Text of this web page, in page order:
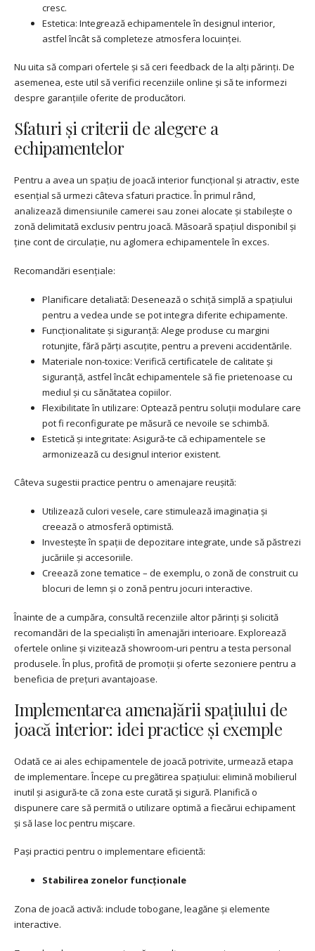
cresc.
Estetica: Integrează echipamentele în designul interior,
astfel încât să completeze atmosfera locuinței.
Nu uita să compari ofertele și să ceri feedback de la alți părinți. De
asemenea, este util să verifici recenziile online și să te informezi
despre garanțiile oferite de producători.
Sfaturi și criterii de alegere a
echipamentelor
Pentru a avea un spațiu de joacă interior funcțional și atractiv, este
esențial să urmezi câteva sfaturi practice. În primul rând,
analizează dimensiunile camerei sau zonei alocate și stabilește o
zonă delimitată exclusiv pentru joacă. Măsoară spațiul disponibil și
ține cont de circulație, nu aglomera echipamentele în exces.
Recomandări esențiale:
Planificare detaliată: Desenează o schiță simplă a spațiului
pentru a vedea unde se pot integra diferite echipamente.
Funcționalitate și siguranță: Alege produse cu margini
rotunjite, fără părți ascuțite, pentru a preveni accidentările.
Materiale non-toxice: Verifică certificatele de calitate și
siguranță, astfel încât echipamentele să fie prietenoase cu
mediul și cu sănătatea copiilor.
Flexibilitate în utilizare: Optează pentru soluții modulare care
pot fi reconfigurate pe măsură ce nevoile se schimbă.
Estetică și integritate: Asigură-te că echipamentele se
armonizează cu designul interior existent.
Câteva sugestii practice pentru o amenajare reușită:
Utilizează culori vesele, care stimulează imaginația și
creează o atmosferă optimistă.
Investește în spații de depozitare integrate, unde să păstrezi
jucăriile și accesoriile.
Creează zone tematice – de exemplu, o zonă de construit cu
blocuri de lemn și o zonă pentru jocuri interactive.
Înainte de a cumpăra, consultă recenziile altor părinți și solicită
recomandări de la specialiști în amenajări interioare. Explorează
ofertele online și vizitează showroom-uri pentru a testa personal
produsele. În plus, profită de promoții și oferte sezoniere pentru a
beneficia de prețuri avantajoase.
Implementarea amenajării spațiului de
joacă interior: idei practice și exemple
Odată ce ai ales echipamentele de joacă potrivite, urmează etapa
de implementare. Începe cu pregătirea spațiului: elimină mobilierul
inutil și asigură-te că zona este curată și sigură. Planifică o
dispunere care să permită o utilizare optimă a fiecărui echipament
și să lase loc pentru mișcare.
Pași practici pentru o implementare eficientă:
Stabilirea zonelor funcționale
Zona de joacă activă: include tobogane, leagăne și elemente
interactive.